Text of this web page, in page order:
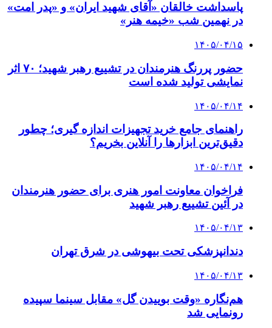
پاسداشت خالقان «آقای شهید ایران» و «پدر امت»
در نهمین شب «خیمه هنر»
۱۴۰۵/۰۴/۱۵
حضور پررنگ هنرمندان در تشییع رهبر شهید؛ ۷۰ اثر
نمایشی تولید شده است
۱۴۰۵/۰۴/۱۴
راهنمای جامع خرید تجهیزات اندازه گیری؛ چطور
دقیق‌ترین ابزارها را آنلاین بخریم؟
۱۴۰۵/۰۴/۱۴
فراخوان معاونت امور هنری برای حضور هنرمندان
در آئین تشییع رهبر شهید
۱۴۰۵/۰۴/۱۳
دندانپزشکی تحت بیهوشی در شرق تهران
۱۴۰۵/۰۴/۱۳
هم‌نگاره «وقت بوییدن گل» مقابل سینما سپیده
رونمایی شد